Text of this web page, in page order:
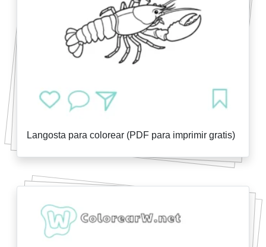
Langosta para colorear (PDF para imprimir gratis)